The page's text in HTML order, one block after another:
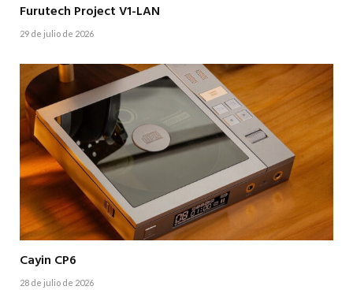
Furutech Project V1-LAN
29 de julio de 2026
Cayin CP6
28 de julio de 2026